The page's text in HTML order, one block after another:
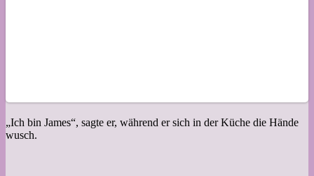
„Ich bin James“, sagte er, während er sich in der Küche die Hände
wusch.